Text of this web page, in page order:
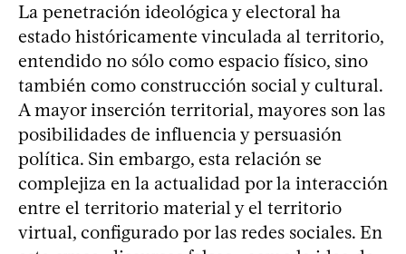
La penetración ideológica y electoral ha
estado históricamente vinculada al territorio,
entendido no sólo como espacio físico, sino
también como construcción social y cultural.
A mayor inserción territorial, mayores son las
posibilidades de influencia y persuasión
política. Sin embargo, esta relación se
complejiza en la actualidad por la interacción
entre el territorio material y el territorio
virtual, configurado por las redes sociales. En